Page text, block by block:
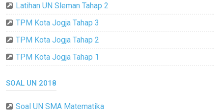
Latihan UN Sleman Tahap 2
TPM Kota Jogja Tahap 3
TPM Kota Jogja Tahap 2
TPM Kota Jogja Tahap 1
SOAL UN 2018
Soal UN SMA Matematika